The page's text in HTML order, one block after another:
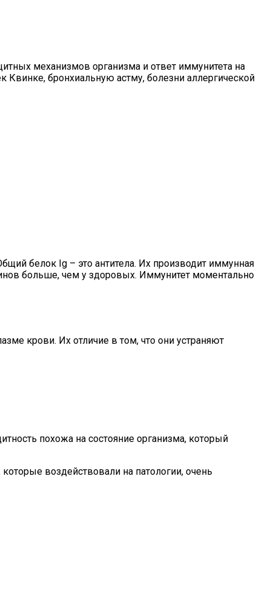
механизмов организма и ответ иммунитета на
бронхиальную астму, болезни аллергической
белок Ig – это антитела. Их производит иммунная
больше, чем у здоровых. Иммунитет моментально
крови. Их отличие в том, что они устраняют
похожа на состояние организма, который
воздействовали на патологии, очень